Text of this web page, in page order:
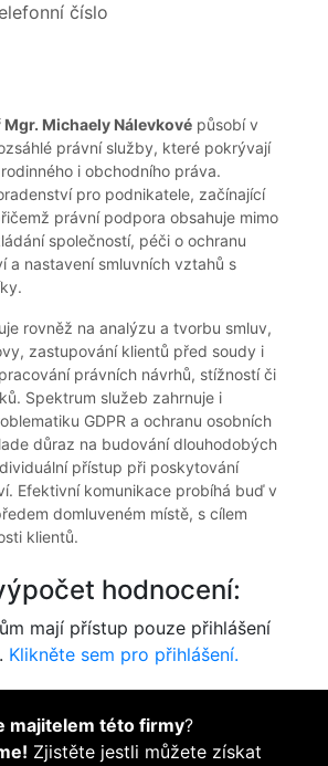
číslo
Michaely Nálevkové působí v
právní služby, které pokrývají
i obchodního práva.
pro podnikatele, začínající
právní podpora obsahuje mimo
společností, péči o ochranu
a nastavení smluvních vztahů s
rovněž na analýzu a tvorbu smluv,
zastupování klientů před soudy i
právních návrhů, stížností či
Spektrum služeb zahrnuje i
GDPR a ochranu osobních
důraz na budování dlouhodobých
přístup při poskytování
Efektivní komunikace probíhá buď v
domluveném místě, s cílem
klientů.
hodnocení:
mají přístup pouze přihlášení
Klikněte sem pro přihlášení.
majitelem této firmy?
Zjistěte jestli můžete získat